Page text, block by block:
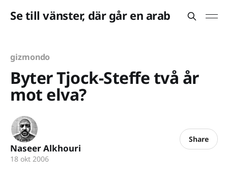
Se till vänster, där går en arab
gizmondo
Byter Tjock-Steffe två år
mot elva?
Naseer Alkhouri
18 okt 2006
Share